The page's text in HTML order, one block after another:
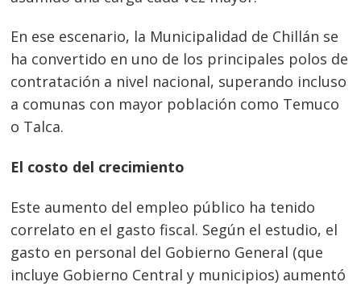
En ese escenario, la Municipalidad de Chillán se
ha convertido en uno de los principales polos de
contratación a nivel nacional, superando incluso
a comunas con mayor población como Temuco
o Talca.
El costo del crecimiento
Este aumento del empleo público ha tenido
correlato en el gasto fiscal. Según el estudio, el
gasto en personal del Gobierno General (que
incluye Gobierno Central y municipios) aumentó